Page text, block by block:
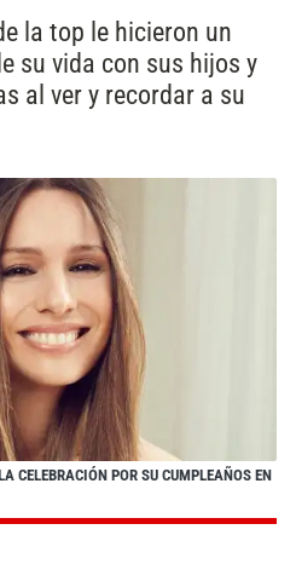
la top le hicieron un
su vida con sus hijos y
al ver y recordar a su
CELEBRACIÓN POR SU CUMPLEAÑOS EN